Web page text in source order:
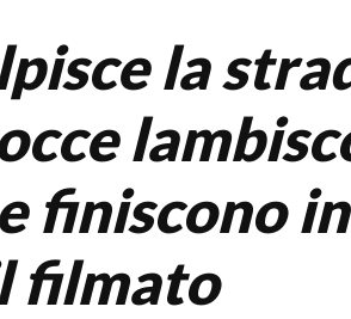
la
finiscono
filmato